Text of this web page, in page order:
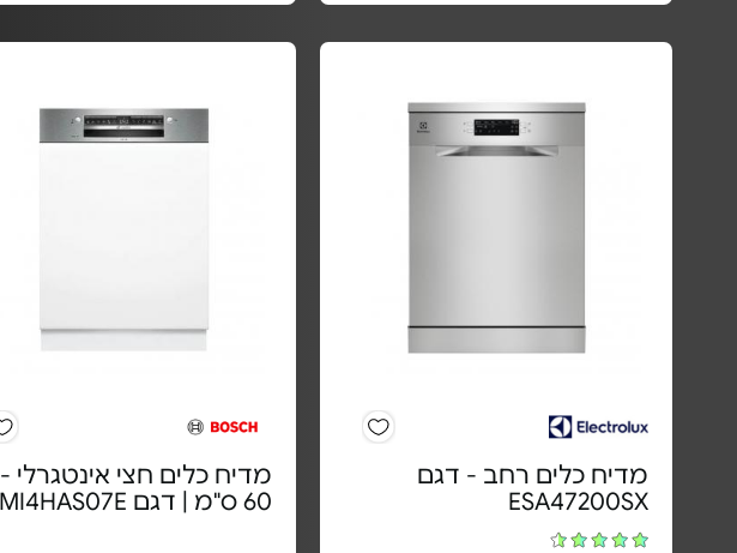
מדיח כלים רחב - דגם
ESA47200SX
מדיח כלים חצי אינטגרלי -
60 ס"מ | דגם SMI4HAS07E